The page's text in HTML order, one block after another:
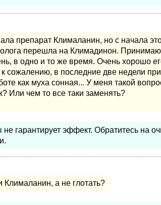
препарат Клималанин, но с начала
перешла на Климадинон. Принимаю
в одно и то же время. Очень хорошо
сожалению, в последние две недели
как муха сонная... У меня такой
Или чем то все таки заменять?
гарантирует эффект. Обратитесь на
Клималанин, а не глотать?